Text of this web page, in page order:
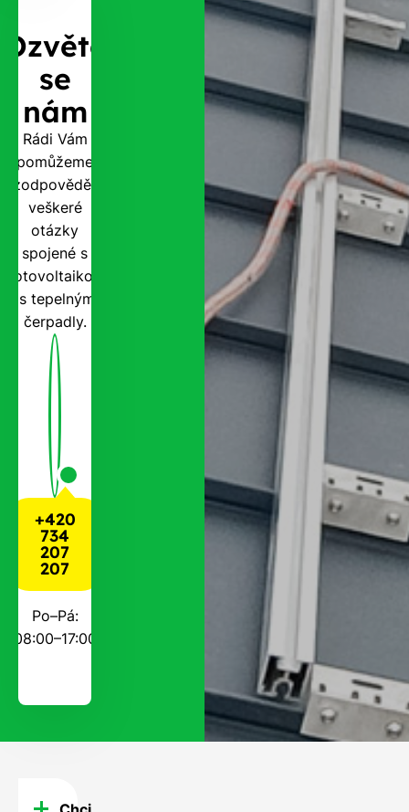
Ozvěte
se
nám
Rádi Vám
pomůžeme
zodpovědět
veškeré
otázky
spojené s
fotovoltaikou
i s tepelnými
čerpadly.
+420
734
207
207
Po–Pá:
08:00–17:00